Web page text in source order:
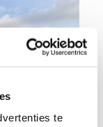
te